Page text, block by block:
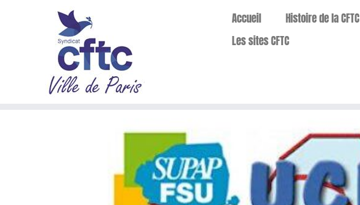
Accueil Histoire de la CFTC
Les sites CFTC